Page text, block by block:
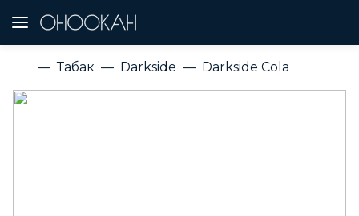
Табак Darkside Darkside Cola